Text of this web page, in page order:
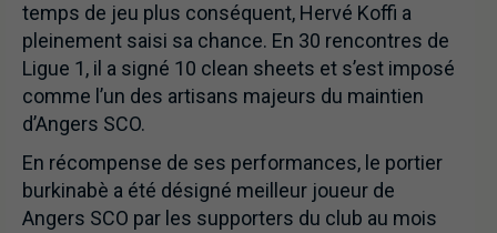
temps de jeu plus conséquent, Hervé Koffi a
pleinement saisi sa chance. En 30 rencontres de
Ligue 1, il a signé 10 clean sheets et s’est imposé
comme l’un des artisans majeurs du maintien
d’Angers SCO.
En récompense de ses performances, le portier
burkinabè a été désigné meilleur joueur de
Angers SCO par les supporters du club au mois